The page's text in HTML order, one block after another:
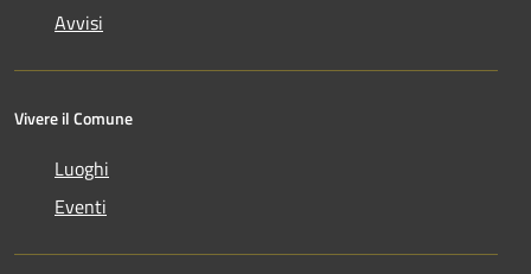
Avvisi
Vivere il Comune
Luoghi
Eventi